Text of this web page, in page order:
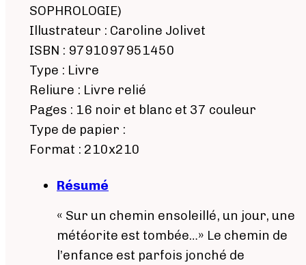
SOPHROLOGIE)
Illustrateur : Caroline Jolivet
ISBN : 9791097951450
Type : Livre
Reliure : Livre relié
Pages : 16 noir et blanc et 37 couleur
Type de papier :
Format : 210x210
Résumé
« Sur un chemin ensoleillé, un jour, une
météorite est tombée…» Le chemin de
l’enfance est parfois jonché de